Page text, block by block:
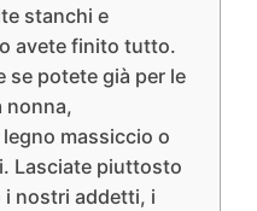
stanchi e
avete finito tutto.
se potete già per le
nonna,
massiccio o
Lasciate piuttosto
i nostri addetti, i